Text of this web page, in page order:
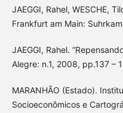
JAEGGI, Rahel, WESCHE,
Frankfurt am Main:
JAEGGI, Rahel.
Alegre: n.1, 2008, pp.137 –
MARANHÃO (Estado).
Socioeconômicos e